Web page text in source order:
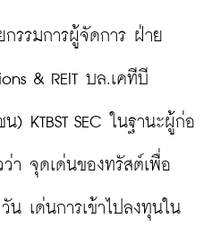
รรมการผู้จัดการ ฝ่าย
& REIT บล.เคทีบี
KTBST SEC ในฐานะผู้ก่อ
า จุดเด่นของทรัสต์เพื่อ
เด่นการเข้าไปลงทุนใน